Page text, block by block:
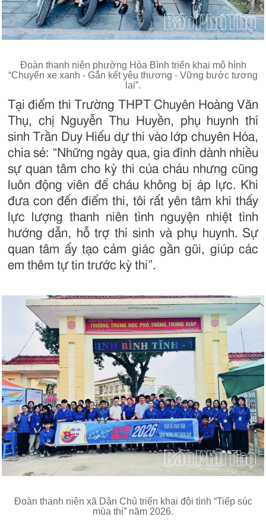
Đoàn thanh niên phường Hòa Bình triển khai mô hình
“Chuyến xe xanh - Gắn kết yêu thương - Vững bước tương
lai”.
Tại điểm thi Trường THPT Chuyên Hoàng Văn
Thụ, chị Nguyễn Thu Huyền, phụ huynh thí
sinh Trần Duy Hiếu dự thi vào lớp chuyên Hóa,
chia sẻ: “Những ngày qua, gia đình dành nhiều
sự quan tâm cho kỳ thi của cháu nhưng cũng
luôn động viên để cháu không bị áp lực. Khi
đưa con đến điểm thi, tôi rất yên tâm khi thấy
lực lượng thanh niên tình nguyện nhiệt tình
hướng dẫn, hỗ trợ thí sinh và phụ huynh. Sự
quan tâm ấy tạo cảm giác gần gũi, giúp các
em thêm tự tin trước kỳ thi”.
Đoàn thanh niên xã Dân Chủ triển khai đội tình “Tiếp súc
mùa thi” năm 2026.